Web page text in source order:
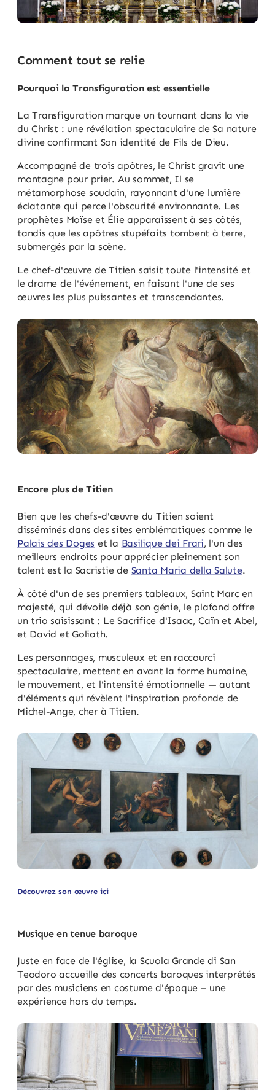
Comment tout se relie
Pourquoi la Transfiguration est essentielle
La Transfiguration marque un tournant dans la vie
du Christ : une révélation spectaculaire de Sa nature
divine confirmant Son identité de Fils de Dieu.
Accompagné de trois apôtres, le Christ gravit une
montagne pour prier. Au sommet, Il se
métamorphose soudain, rayonnant d'une lumière
éclatante qui perce l'obscurité environnante. Les
prophètes Moïse et Élie apparaissent à ses côtés,
tandis que les apôtres stupéfaits tombent à terre,
submergés par la scène.
Le chef-d'œuvre de Titien saisit toute l'intensité et
le drame de l'événement, en faisant l'une de ses
œuvres les plus puissantes et transcendantes.
Encore plus de Titien
Bien que les chefs-d'œuvre du Titien soient
disséminés dans des sites emblématiques comme le
Palais des Doges et la Basilique dei Frari, l'un des
meilleurs endroits pour apprécier pleinement son
talent est la Sacristie de Santa Maria della Salute.
À côté d'un de ses premiers tableaux, Saint Marc en
majesté, qui dévoile déjà son génie, le plafond offre
un trio saisissant : Le Sacrifice d'Isaac, Caïn et Abel,
et David et Goliath.
Les personnages, musculeux et en raccourci
spectaculaire, mettent en avant la forme humaine,
le mouvement, et l'intensité émotionnelle — autant
d'éléments qui révèlent l'inspiration profonde de
Michel-Ange, cher à Titien.
Découvrez son œuvre ici
Musique en tenue baroque
Juste en face de l'église, la Scuola Grande di San
Teodoro accueille des concerts baroques interprétés
par des musiciens en costume d'époque – une
expérience hors du temps.